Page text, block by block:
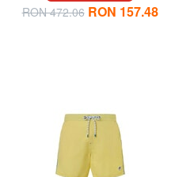
RON 472.06 RON 157.48